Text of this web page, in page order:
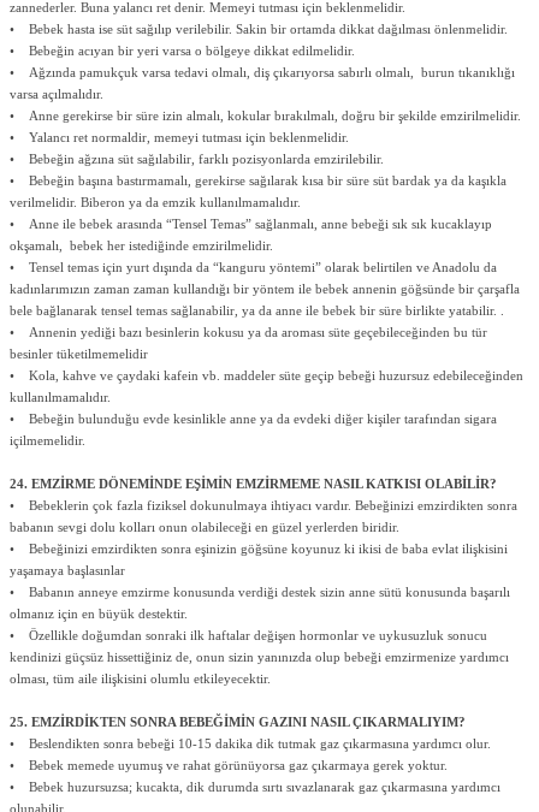
zannederler. Buna yalancı ret denir. Memeyi tutması için beklenmelidir.
• Bebek hasta ise süt sağılıp verilebilir. Sakin bir ortamda dikkat dağılması önlenmelidir.
• Bebeğin acıyan bir yeri varsa o bölgeye dikkat edilmelidir.
• Ağzında pamukçuk varsa tedavi olmalı, diş çıkarıyorsa sabırlı olmalı, burun tıkanıklığı
varsa açılmalıdır.
• Anne gerekirse bir süre izin almalı, kokular bırakılmalı, doğru bir şekilde emzirilmelidir.
• Yalancı ret normaldir, memeyi tutması için beklenmelidir.
• Bebeğin ağzına süt sağılabilir, farklı pozisyonlarda emzirilebilir.
• Bebeğin başına bastırmamalı, gerekirse sağılarak kısa bir süre süt bardak ya da kaşıkla
verilmelidir. Biberon ya da emzik kullanılmamalıdır.
• Anne ile bebek arasında “Tensel Temas” sağlanmalı, anne bebeği sık sık kucaklayıp
okşamalı, bebek her istediğinde emzirilmelidir.
• Tensel temas için yurt dışında da “kanguru yöntemi” olarak belirtilen ve Anadolu da
kadınlarımızın zaman zaman kullandığı bir yöntem ile bebek annenin göğsünde bir çarşafla
bele bağlanarak tensel temas sağlanabilir, ya da anne ile bebek bir süre birlikte yatabilir. .
• Annenin yediği bazı besinlerin kokusu ya da aroması süte geçebileceğinden bu tür
besinler tüketilmemelidir
• Kola, kahve ve çaydaki kafein vb. maddeler süte geçip bebeği huzursuz edebileceğinden
kullanılmamalıdır.
• Bebeğin bulunduğu evde kesinlikle anne ya da evdeki diğer kişiler tarafından sigara
içilmemelidir.
24. EMZİRME DÖNEMİNDE EŞİMİN EMZİRMEME NASIL KATKISI OLABİLİR?
• Bebeklerin çok fazla fiziksel dokunulmaya ihtiyacı vardır. Bebeğinizi emzirdikten sonra
babanın sevgi dolu kolları onun olabileceği en güzel yerlerden biridir.
• Bebeğinizi emzirdikten sonra eşinizin göğsüne koyunuz ki ikisi de baba evlat ilişkisini
yaşamaya başlasınlar
• Babanın anneye emzirme konusunda verdiği destek sizin anne sütü konusunda başarılı
olmanız için en büyük destektir.
• Özellikle doğumdan sonraki ilk haftalar değişen hormonlar ve uykusuzluk sonucu
kendinizi güçsüz hissettiğiniz de, onun sizin yanınızda olup bebeği emzirmenize yardımcı
olması, tüm aile ilişkisini olumlu etkileyecektir.
25. EMZİRDİKTEN SONRA BEBEĞİMİN GAZINI NASIL ÇIKARMALIYIM?
• Beslendikten sonra bebeği 10-15 dakika dik tutmak gaz çıkarmasına yardımcı olur.
• Bebek memede uyumuş ve rahat görünüyorsa gaz çıkarmaya gerek yoktur.
• Bebek huzursuzsa; kucakta, dik durumda sırtı sıvazlanarak gaz çıkarmasına yardımcı
olunabilir.